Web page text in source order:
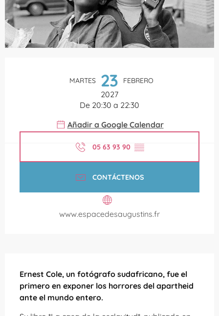
MARTES 23 FEBRERO
2027
De 20:30 a 22:30
Añadir a Google Calendar
05 63 93 90 ▒▒
CONTÁCTENOS
www.espacedesaugustins.fr
Ernest Cole, un fotógrafo sudafricano, fue el
primero en exponer los horrores del apartheid
ante el mundo entero.